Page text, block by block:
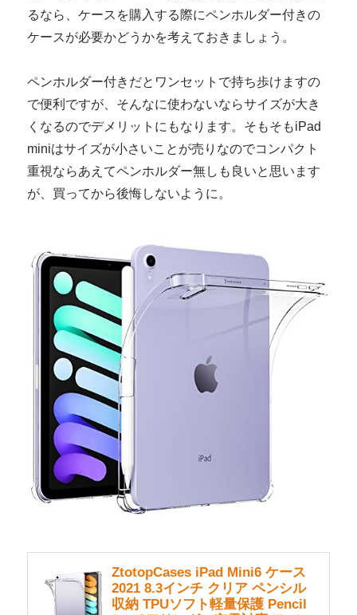
るなら、ケースを購入する際にペンホルダー付きの
ケースが必要かどうかを考えておきましょう。
ペンホルダー付きだとワンセットで持ち歩けますの
で便利ですが、そんなに使わないならサイズが大き
くなるのでデメリットにもなります。そもそもiPad
miniはサイズが小さいことが売りなのでコンパクト
重視ならあえてペンホルダー無しも良いと思います
が、買ってから後悔しないように。
ZtotopCases iPad Mini6 ケース
2021 8.3インチ クリア ペンシル
収納 TPUソフト軽量保護 Pencil